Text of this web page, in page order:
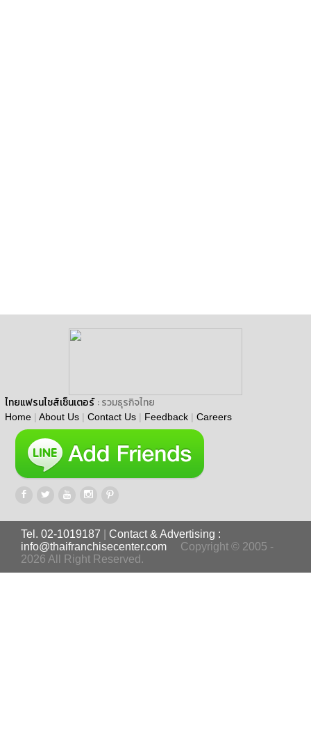
ไทยแฟรนไชส์เซ็นเตอร์ : รวมธุรกิจไทย
Home | About Us | Contact Us | Feedback | Careers
Tel. 02-1019187
Contact & Advertising :
info@thaifranchisecenter.com
Copyright © 2005 -
2026 All Right Reserved.